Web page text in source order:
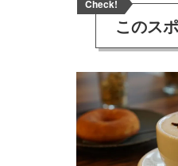
Check!
このス